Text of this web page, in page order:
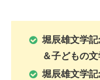
堀辰雄文学
＆子どもの
堀辰雄文学